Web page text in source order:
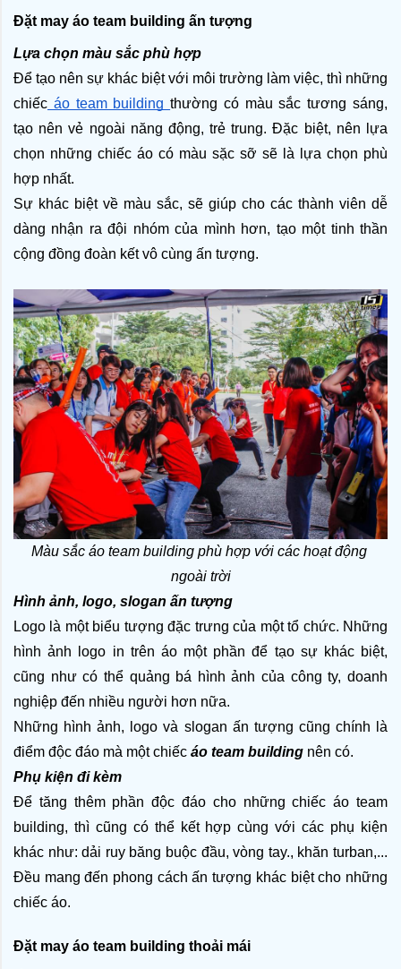
Đặt may áo team building ấn tượng
Lựa chọn màu sắc phù hợp
Để tạo nên sự khác biệt với môi trường làm việc, thì những
chiếc áo team building thường có màu sắc tương sáng,
tạo nên vẻ ngoài năng động, trẻ trung. Đặc biệt, nên lựa
chọn những chiếc áo có màu sặc sỡ sẽ là lựa chọn phù
hợp nhất.
Sự khác biệt về màu sắc, sẽ giúp cho các thành viên dễ
dàng nhận ra đội nhóm của mình hơn, tạo một tinh thần
cộng đồng đoàn kết vô cùng ấn tượng.
Màu sắc áo team building phù hợp với các hoạt động
ngoài trời
Hình ảnh, logo, slogan ấn tượng
Logo là một biểu tượng đặc trưng của một tổ chức. Những
hình ảnh logo in trên áo một phần để tạo sự khác biệt,
cũng như có thể quảng bá hình ảnh của công ty, doanh
nghiệp đến nhiều người hơn nữa.
Những hình ảnh, logo và slogan ấn tượng cũng chính là
điểm độc đáo mà một chiếc áo team building nên có.
Phụ kiện đi kèm
Để tăng thêm phần độc đáo cho những chiếc áo team
building, thì cũng có thể kết hợp cùng với các phụ kiện
khác như: dải ruy băng buộc đầu, vòng tay., khăn turban,...
Đều mang đến phong cách ấn tượng khác biệt cho những
chiếc áo.
Đặt may áo team building thoải mái